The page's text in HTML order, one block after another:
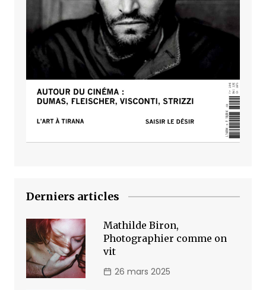
Derniers articles
Mathilde Biron,
Photographier comme on
vit
26 mars 2025